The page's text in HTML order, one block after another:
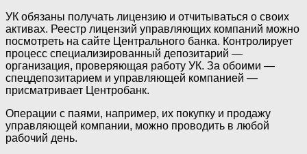
УК обязаны получать лицензию и отчитываться о своих
активах. Реестр лицензий управляющих компаний можно
посмотреть на сайте Центрального банка. Контролирует
процесс специализированный депозитарий —
организация, проверяющая работу УК. За обоими —
спецдепозитарием и управляющей компанией —
присматривает Центробанк.
Операции с паями, например, их покупку и продажу
управляющей компании, можно проводить в любой
рабочий день.